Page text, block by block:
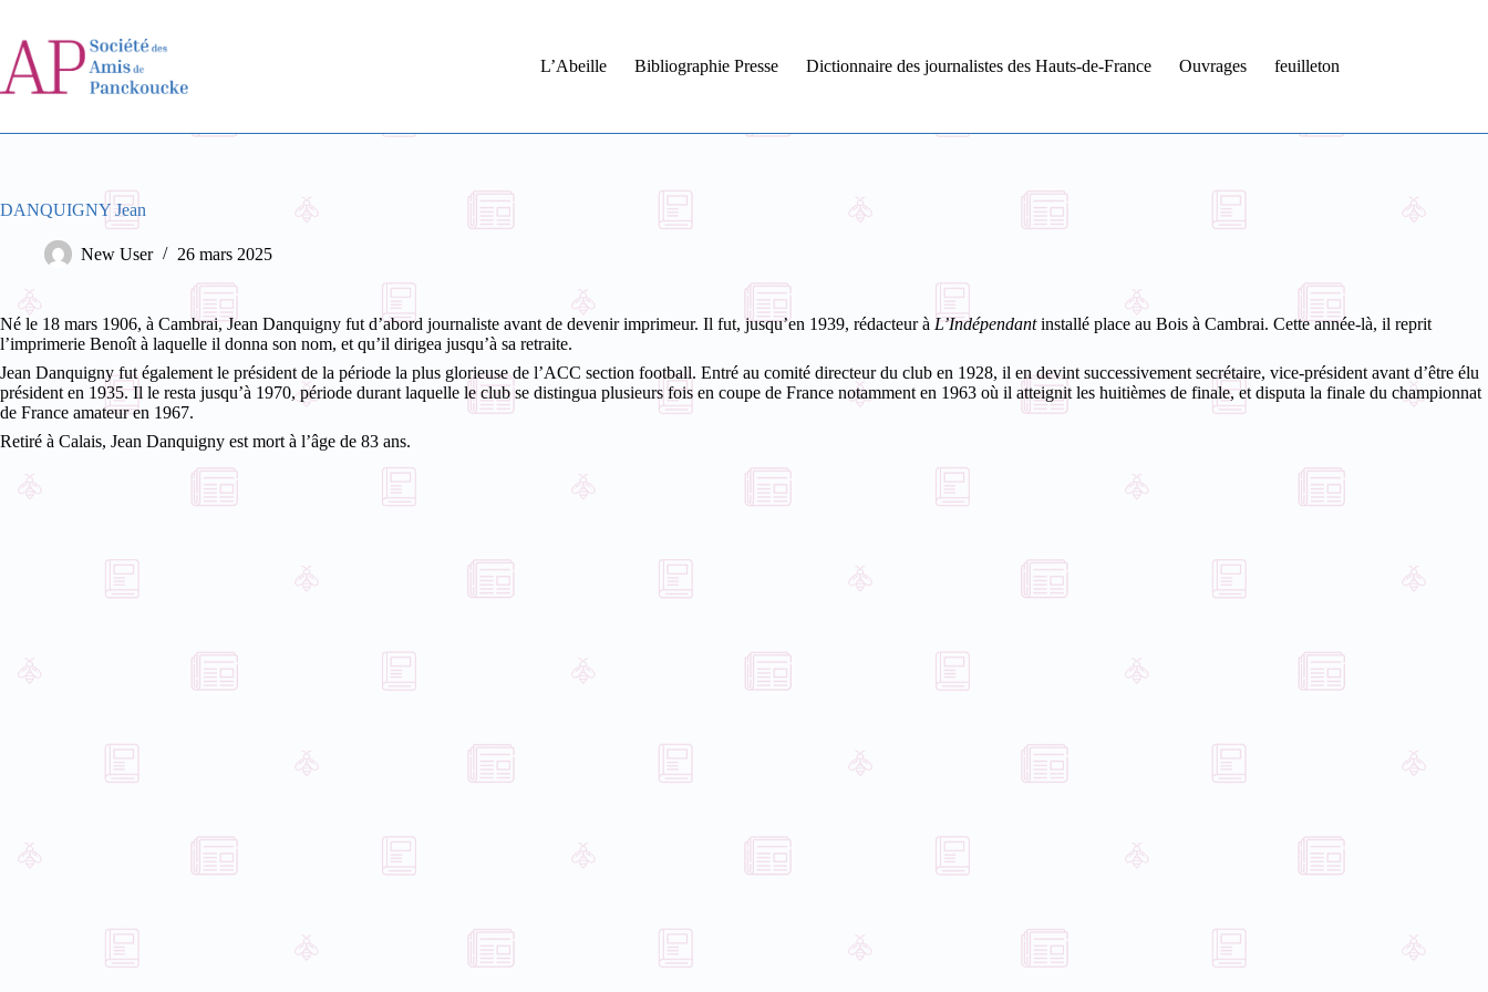
contenu
L’Abeille
Bibliographie Presse Dictionnaire des journalistes des Hauts-de-France Ouvrages feuilleton
DANQUIGNY Jean
New User 26 mars 2025
Né le 18 mars 1906, à Cambrai, Jean Danquigny fut d’abord journaliste avant de devenir imprimeur. Il fut, jusqu’en 1939, rédacteur à L’Indépendant installé place au Bois à Cambrai. Cette année-là, il reprit
l’imprimerie Benoît à laquelle il donna son nom, et qu’il dirigea jusqu’à sa retraite.
Jean Danquigny fut également le président de la période la plus glorieuse de l’ACC section football. Entré au comité directeur du club en 1928, il en devint successivement secrétaire, vice-président avant d’être élu
président en 1935. Il le resta jusqu’à 1970, période durant laquelle le club se distingua plusieurs fois en coupe de France notamment en 1963 où il atteignit les huitièmes de finale, et disputa la finale du championnat
de France amateur en 1967.
Retiré à Calais, Jean Danquigny est mort à l’âge de 83 ans.